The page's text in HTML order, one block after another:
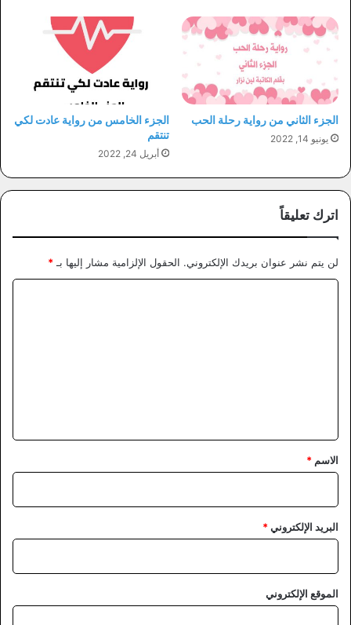
الجزء الثاني من رواية رحلة الحب
يونيو 14, 2022
الجزء الخامس من رواية عادت لكي
تنتقم
أبريل 24, 2022
اترك تعليقاً
لن يتم نشر عنوان بريدك الإلكتروني. الحقول الإلزامية مشار إليها بـ*
*
الاسم *
البريد الإلكتروني*
الموقع الإلكتروني